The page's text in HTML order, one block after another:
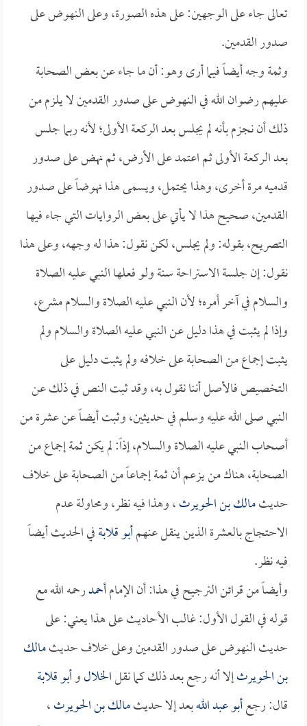
تعالى جاء على الوجهين: على هذه الصورة، وعلى النهوض على
صدور القدمين.
وثمة وجه أيضاً فيما أرى وهو: أن ما جاء عن بعض الصحابة
عليهم رضوان الله في النهوض على صدور القدمين لا يلزم من
ذلك أن نجزم بأنه لم يجلس بعد الركعة الأولى؛ لأنه ربما جلس
بعد الركعة الأولى ثم اعتمد على الأرض، ثم نهض على صدور
قدميه مرة أخرى، وهذا يحتمل، ويسمى هذا نهوضاً على صدور
القدمين، صحيح هذا لا يأتي على بعض الروايات التي جاء فيها
التصريح، بقوله: ولم يجلس، لكن نقول: هذا له وجهه، وعلى هذا
نقول: إن جلسة الاستراحة سنة ولو فعلها النبي عليه الصلاة
والسلام في آخر أمره؛ لأن النبي عليه الصلاة والسلام مشرع،
وإذا لم يثبت في هذا دليل عن النبي عليه الصلاة والسلام ولم
يثبت إجماع من الصحابة على خلافه ولم يثبت دليل على
التخصيص فالأصل أننا نقول به، وقد ثبت النص في ذلك عن
النبي صلى الله عليه وسلم في حديثين، وثبت أيضاً عن عشرة من
أصحاب النبي عليه الصلاة والسلام، إذاً: لم يكن ثمة إجماع من
الصحابة، هناك من يزعم أن ثمة إجماعاً من الصحابة على خلاف
حديثمالك بن الحويرث، وهذا فيه نظر، ومحاولة عدم
الاحتجاج بالعشرة الذين ينقل عنهمأبو قلابةفي الحديث أيضاً
فيه نظر.
وأيضاً من قرائن الترجيح في هذا: أن الإمامأحمدرحمه الله مع
قوله في القول الأول: غالب الأحاديث على هذا يعني: على
حديث النهوض على صدور القدمين وعلى خلاف حديثمالك
بن الحويرثإلا أنه رجع بعد ذلك كما نقلالخلالوأبو قلابة
قال: رجعأبو عبد اللهبعد إلا حديثمالك بن الحويرث،